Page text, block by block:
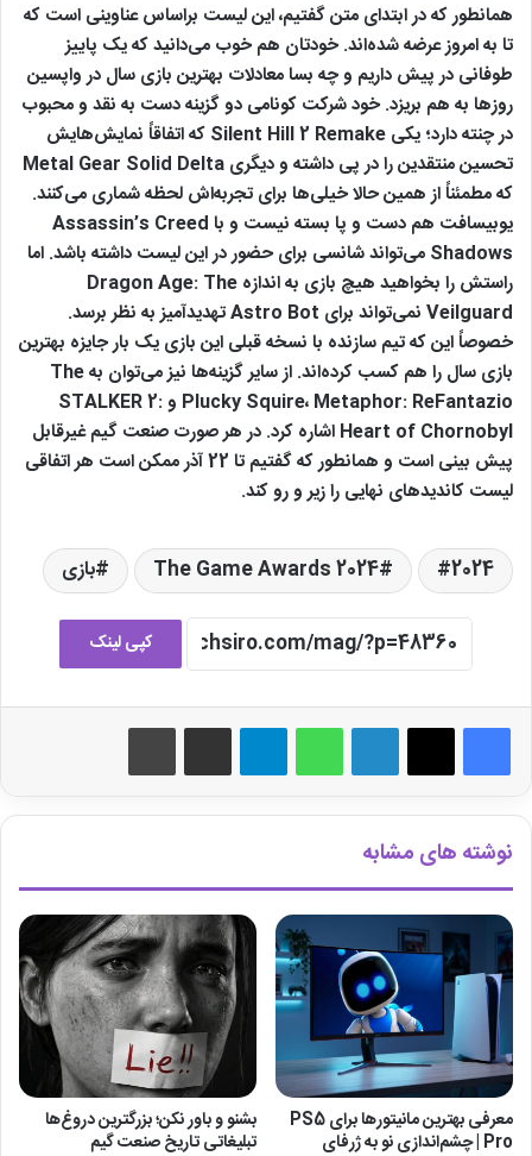
همانطور که در ابتدای متن گفتیم، این لیست براساس عناوینی است که
تا به امروز عرضه شده‌اند. خودتان هم خوب‌ می‌دانید که یک پاییز
طوفانی در پیش داریم و چه بسا معادلات بهترین بازی سال در واپسین
روزها به هم بریزد. خود شرکت کونامی دو گزینه دست به نقد و محبوب
در چنته دارد؛ یکی Silent Hill 2 Remake که اتفاقاً نمایش‌هایش
تحسین منتقدین را در پی داشته و دیگری Metal Gear Solid Delta
که مطمئناً از همین حالا خیلی‌ها برای تجربه‌اش لحظه شماری می‌کنند.
یوبیسافت هم دست و پا بسته نیست و با Assassin’s Creed
Shadows می‌تواند شانسی برای حضور در این لیست داشته باشد. اما
راستش را بخواهید هیچ بازی به اندازه Dragon Age: The
Veilguard نمی‌تواند برای Astro Bot تهدیدآمیز به نظر برسد.
خصوصاً این که تیم سازنده با نسخه قبلی این بازی یک بار جایزه بهترین
بازی سال را هم کسب کرده‌اند. از سایر گزینه‌ها نیز می‌توان به The
Plucky Squire، Metaphor: ReFantazio و STALKER 2:
Heart of Chornobyl اشاره کرد. در هر صورت صنعت گیم غیرقابل
پیش بینی است و همانطور که گفتیم تا 22 آذر ممکن است هر اتفاقی
لیست کاندیدهای نهایی را زیر و رو کند.
2024
The Game Awards 2024 بازی
کپی لینک
لینکدین واتس آپ تلگرام اشتراک گذاری از طریق ایمیل
نوشته های مشابه
معرفی بهترین مانیتورها برای ‎PS5
Pro‎ | چشم‌اندازی نو به ژرفای
بشنو و باور نکن؛ بزرگترین دروغ‌ها
تبلیغاتی تاریخ صنعت گیم